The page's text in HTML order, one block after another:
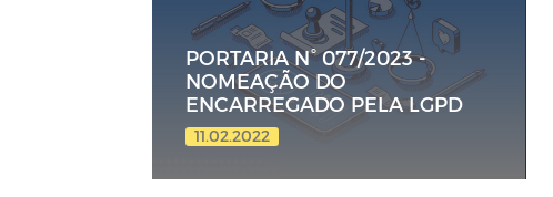
PORTARIA N° 077/2023 -
NOMEAÇÃO DO
ENCARREGADO PELA LGPD
11.02.2022